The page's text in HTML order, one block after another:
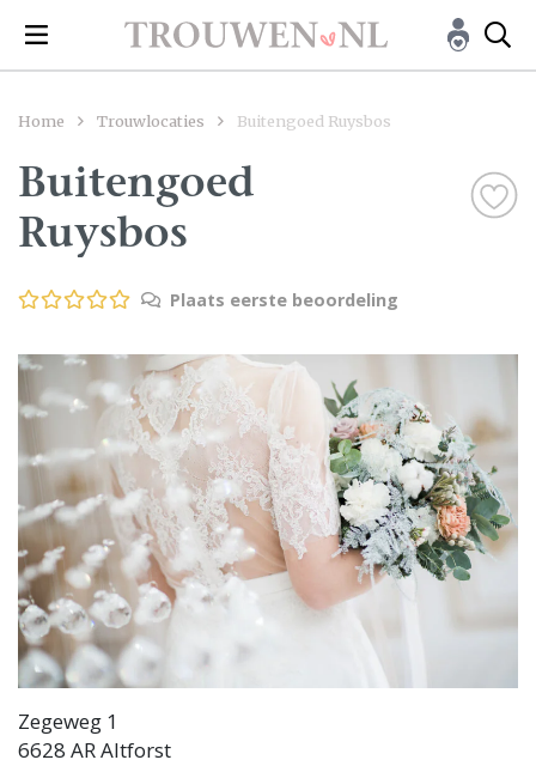
Home Trouwlocaties Buitengoed Ruysbos
Buitengoed
Ruysbos
Plaats eerste beoordeling
Zegeweg 1
6628 AR Altforst